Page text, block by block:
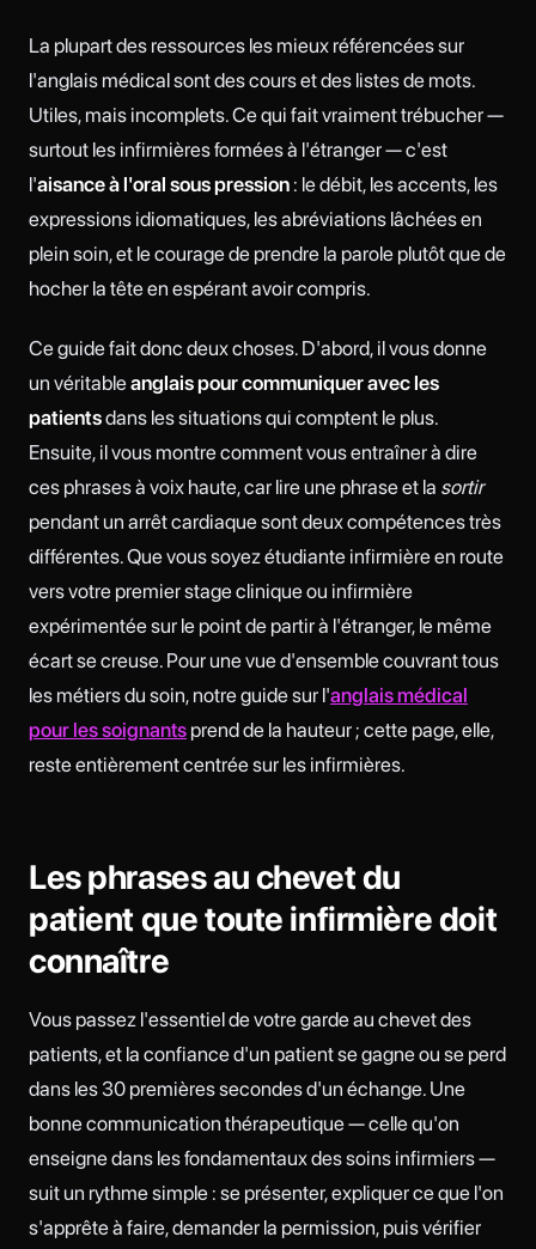
La plupart des ressources les mieux référencées sur
l'anglais médical sont des cours et des listes de mots.
Utiles, mais incomplets. Ce qui fait vraiment trébucher —
surtout les infirmières formées à l'étranger — c'est
l'aisance à l'oral sous pression : le débit, les accents, les
expressions idiomatiques, les abréviations lâchées en
plein soin, et le courage de prendre la parole plutôt que de
hocher la tête en espérant avoir compris.
Ce guide fait donc deux choses. D'abord, il vous donne
un véritableanglais pour communiquer avec les
patientsdans les situations qui comptent le plus.
Ensuite, il vous montre comment vous entraîner à dire
ces phrases à voix haute, car lire une phrase et la sortir
pendant un arrêt cardiaque sont deux compétences très
différentes. Que vous soyez étudiante infirmière en route
vers votre premier stage clinique ou infirmière
expérimentée sur le point de partir à l'étranger, le même
écart se creuse. Pour une vue d'ensemble couvrant tous
les métiers du soin, notre guide sur l'anglais médical
pour les soignants prend de la hauteur ; cette page, elle,
reste entièrement centrée sur les infirmières.
Les phrases au chevet du
patient que toute infirmière doit
connaître
Vous passez l'essentiel de votre garde au chevet des
patients, et la confiance d'un patient se gagne ou se perd
dans les 30 premières secondes d'un échange. Une
bonne communication thérapeutique — celle qu'on
enseigne dans les fondamentaux des soins infirmiers —
suit un rythme simple : se présenter, expliquer ce que l'on
s'apprête à faire, demander la permission, puis vérifier